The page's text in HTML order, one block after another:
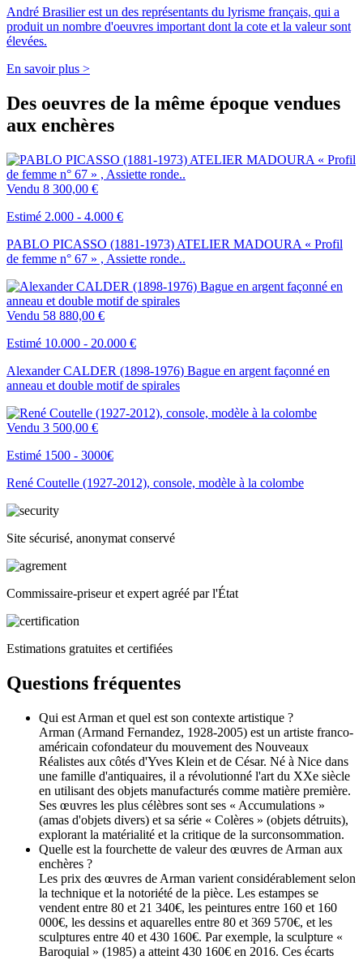
André Brasilier est un des représentants du lyrisme français, qui a
produit un nombre d'oeuvres important dont la cote et la valeur sont
élevées.
En savoir plus >
Des oeuvres de la même époque vendues
aux enchères
Vendu 8 300,00 €
Estimé 2.000 - 4.000 €
PABLO PICASSO (1881-1973) ATELIER MADOURA « Profil
de femme n° 67 » , Assiette ronde..
Vendu 58 880,00 €
Estimé 10.000 - 20.000 €
Alexander CALDER (1898-1976) Bague en argent façonné en
anneau et double motif de spirales
Vendu 3 500,00 €
Estimé 1500 - 3000€
René Coutelle (1927-2012), console, modèle à la colombe
Site sécurisé, anonymat conservé
Commissaire-priseur et expert agréé par l'État
Estimations gratuites et certifiées
Questions fréquentes
Qui est Arman et quel est son contexte artistique ?
Arman (Armand Fernandez, 1928-2005) est un artiste franco-
américain cofondateur du mouvement des Nouveaux
Réalistes aux côtés d'Yves Klein et de César. Né à Nice dans
une famille d'antiquaires, il a révolutionné l'art du XXe siècle
en utilisant des objets manufacturés comme matière première.
Ses œuvres les plus célèbres sont ses « Accumulations »
(amas d'objets divers) et sa série « Colères » (objets détruits),
explorant la matérialité et la critique de la surconsommation.
Quelle est la fourchette de valeur des œuvres de Arman aux
enchères ?
Les prix des œuvres de Arman varient considérablement selon
la technique et la notoriété de la pièce. Les estampes se
vendent entre 80 et 21 340€, les peintures entre 160 et 160
000€, les dessins et aquarelles entre 80 et 369 570€, et les
sculptures entre 40 et 430 160€. Par exemple, la sculpture «
Baroquial » (1985) a atteint 430 160€ en 2016. Ces écarts